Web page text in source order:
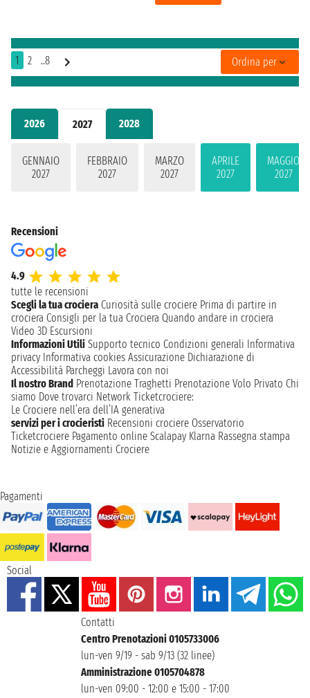
2026 2027 2028
GENNAIO
2027
FEBBRAIO
2027
MARZO
2027
APRILE
2027
MAGGIO
2027
1 2 ..8 Ordina per
Recensioni
4.9
tutte le recensioni
Scegli la tua crociera Curiosità sulle crociere Prima di partire in
crociera Consigli per la tua Crociera Quando andare in crociera
Video 3D Escursioni
Informazioni Utili Supporto tecnico Condizioni generali Informativa
privacy Informativa cookies Assicurazione Dichiarazione di
Accessibilità Parcheggi Lavora con noi
Il nostro Brand Prenotazione Traghetti Prenotazione Volo Privato Chi
siamo Dove trovarci Network Ticketcrociere:
Le Crociere nell’era dell’IA generativa
servizi per i crocieristi Recensioni crociere Osservatorio
Ticketcrociere Pagamento online Scalapay Klarna Rassegna stampa
Notizie e Aggiornamenti Crociere
Pagamenti
Social
Contatti
Centro Prenotazioni 0105733006
lun-ven 9/19 - sab 9/13 (32 linee)
Amministrazione 0105704878
lun-ven 09:00 - 12:00 e 15:00 - 17:00